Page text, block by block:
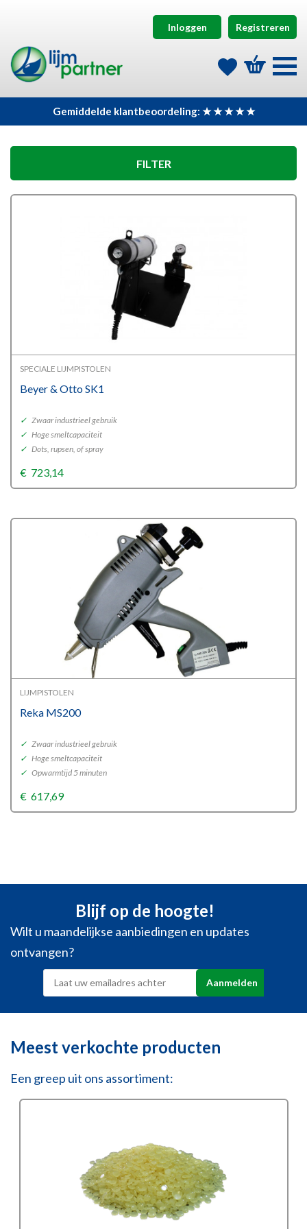
Inloggen Registreren
Gemiddelde klantbeoordeling: ★ ★ ★ ★ ★
FILTER
SPECIALE LIJMPISTOLEN
Beyer & Otto SK1
✓ Zwaar industrieel gebruik
✓ Hoge smeltcapaciteit
✓ Dots, rupsen, of spray
€ 723,14
LIJMPISTOLEN
Reka MS200
✓ Zwaar industrieel gebruik
✓ Hoge smeltcapaciteit
✓ Opwarmtijd 5 minuten
€ 617,69
Blijf op de hoogte!
Wilt u maandelijkse aanbiedingen en updates
ontvangen?
Meest verkochte producten
Een greep uit ons assortiment: